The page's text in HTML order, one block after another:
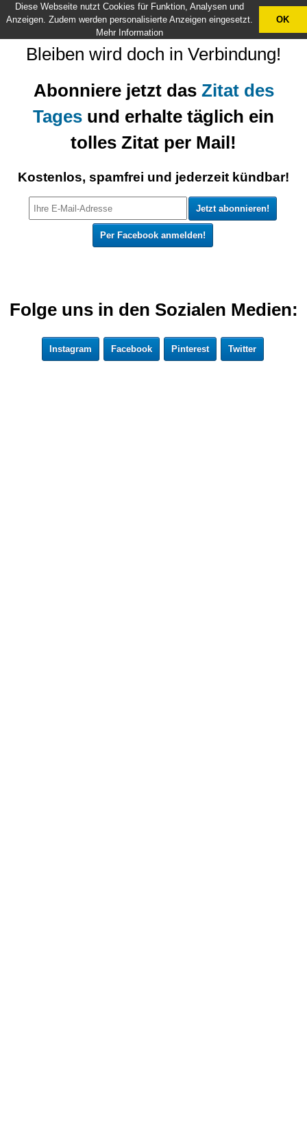
Bleiben wird doch in Verbindung!
Abonniere jetzt das Zitat des
Tages und erhalte täglich ein
tolles Zitat per Mail!
Kostenlos, spamfrei und jederzeit kündbar!
Per Facebook anmelden!
Folge uns in den Sozialen Medien:
Instagram Facebook Pinterest Twitter
X
Diese Webseite nutzt Cookies für Funktion, Analysen und
Anzeigen. Zudem werden personalisierte Anzeigen eingesetzt.
Mehr Information
OK